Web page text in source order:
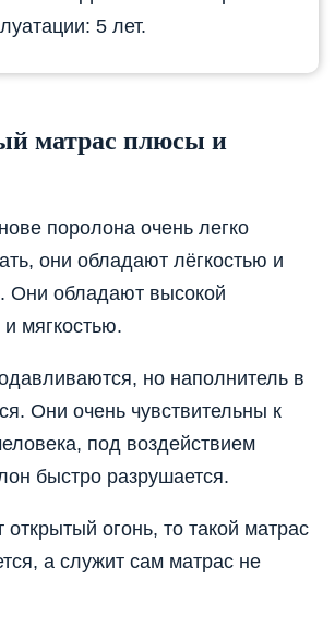
5 лет.
матрас плюсы и
поролона очень легко
они обладают лёгкостью и
Они обладают высокой
мягкостью.
но наполнитель в
Они очень чувствительны к
под воздействием
быстро разрушается.
открытый огонь, то такой матрас
а служит сам матрас не